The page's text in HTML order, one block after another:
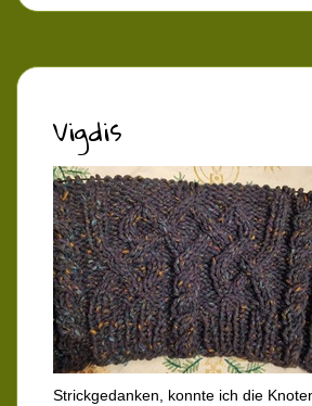
Vigdis
Strickgedanken, konnte ich die